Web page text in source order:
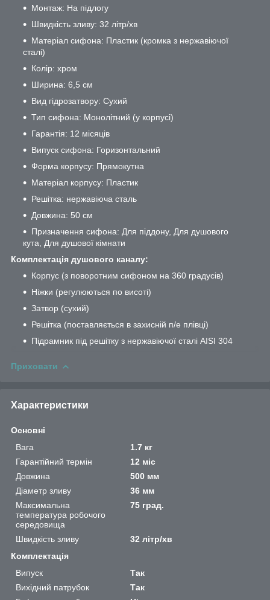
Монтаж: На підлогу
Швидкість зливу: 32 літр/хв
Матеріал сифона: Пластик (кромка з нержавіючої
сталі)
Колір: хром
Ширина: 6,5 см
Вид гідрозатвору: Сухий
Тип сифона: Монолітний (у корпусі)
Гарантія: 12 місяців
Випуск сифона: Горизонтальний
Форма корпусу: Прямокутна
Матеріал корпусу: Пластик
Решітка: нержавіюча сталь
Довжина: 50 см
Призначення сифона: Для піддону, Для душового
кута, Для душової кімнати
Комплектація душового каналу:
Корпус (з поворотним сифоном на 360 градусів)
Ніжки (регулюються по висоті)
Затвор (сухий)
Решітка (поставляється в захисній п/е плівці)
Підрамник під решітку з нержавіючої сталі AISI 304
Приховати
Характеристики
Основні
Вага
1.7 кг
Гарантійний термін
12 міс
Довжина
500 мм
Діаметр зливу
36 мм
Максимальна
температура робочого
середовища
75 град.
Швидкість зливу
32 літр/хв
Комплектація
Випуск
Так
Вихідний патрубок
Так